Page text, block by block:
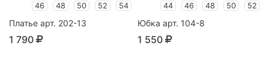
46 48 50 52 54
Платье арт. 202-13
1 790
44 46 48 50 52
Юбка арт. 104-8
1 550